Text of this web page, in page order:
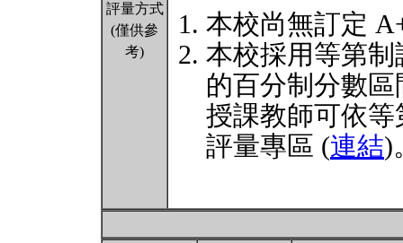
評量方式
(僅供參
考)
本校尚無訂定
本校採用等第
的百分制分數
授課教師可依
評量專區 (連結)